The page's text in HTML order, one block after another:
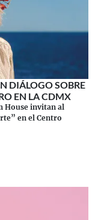
DIÁLOGO SOBRE
EN LA CDMX
House invitan al
en el Centro